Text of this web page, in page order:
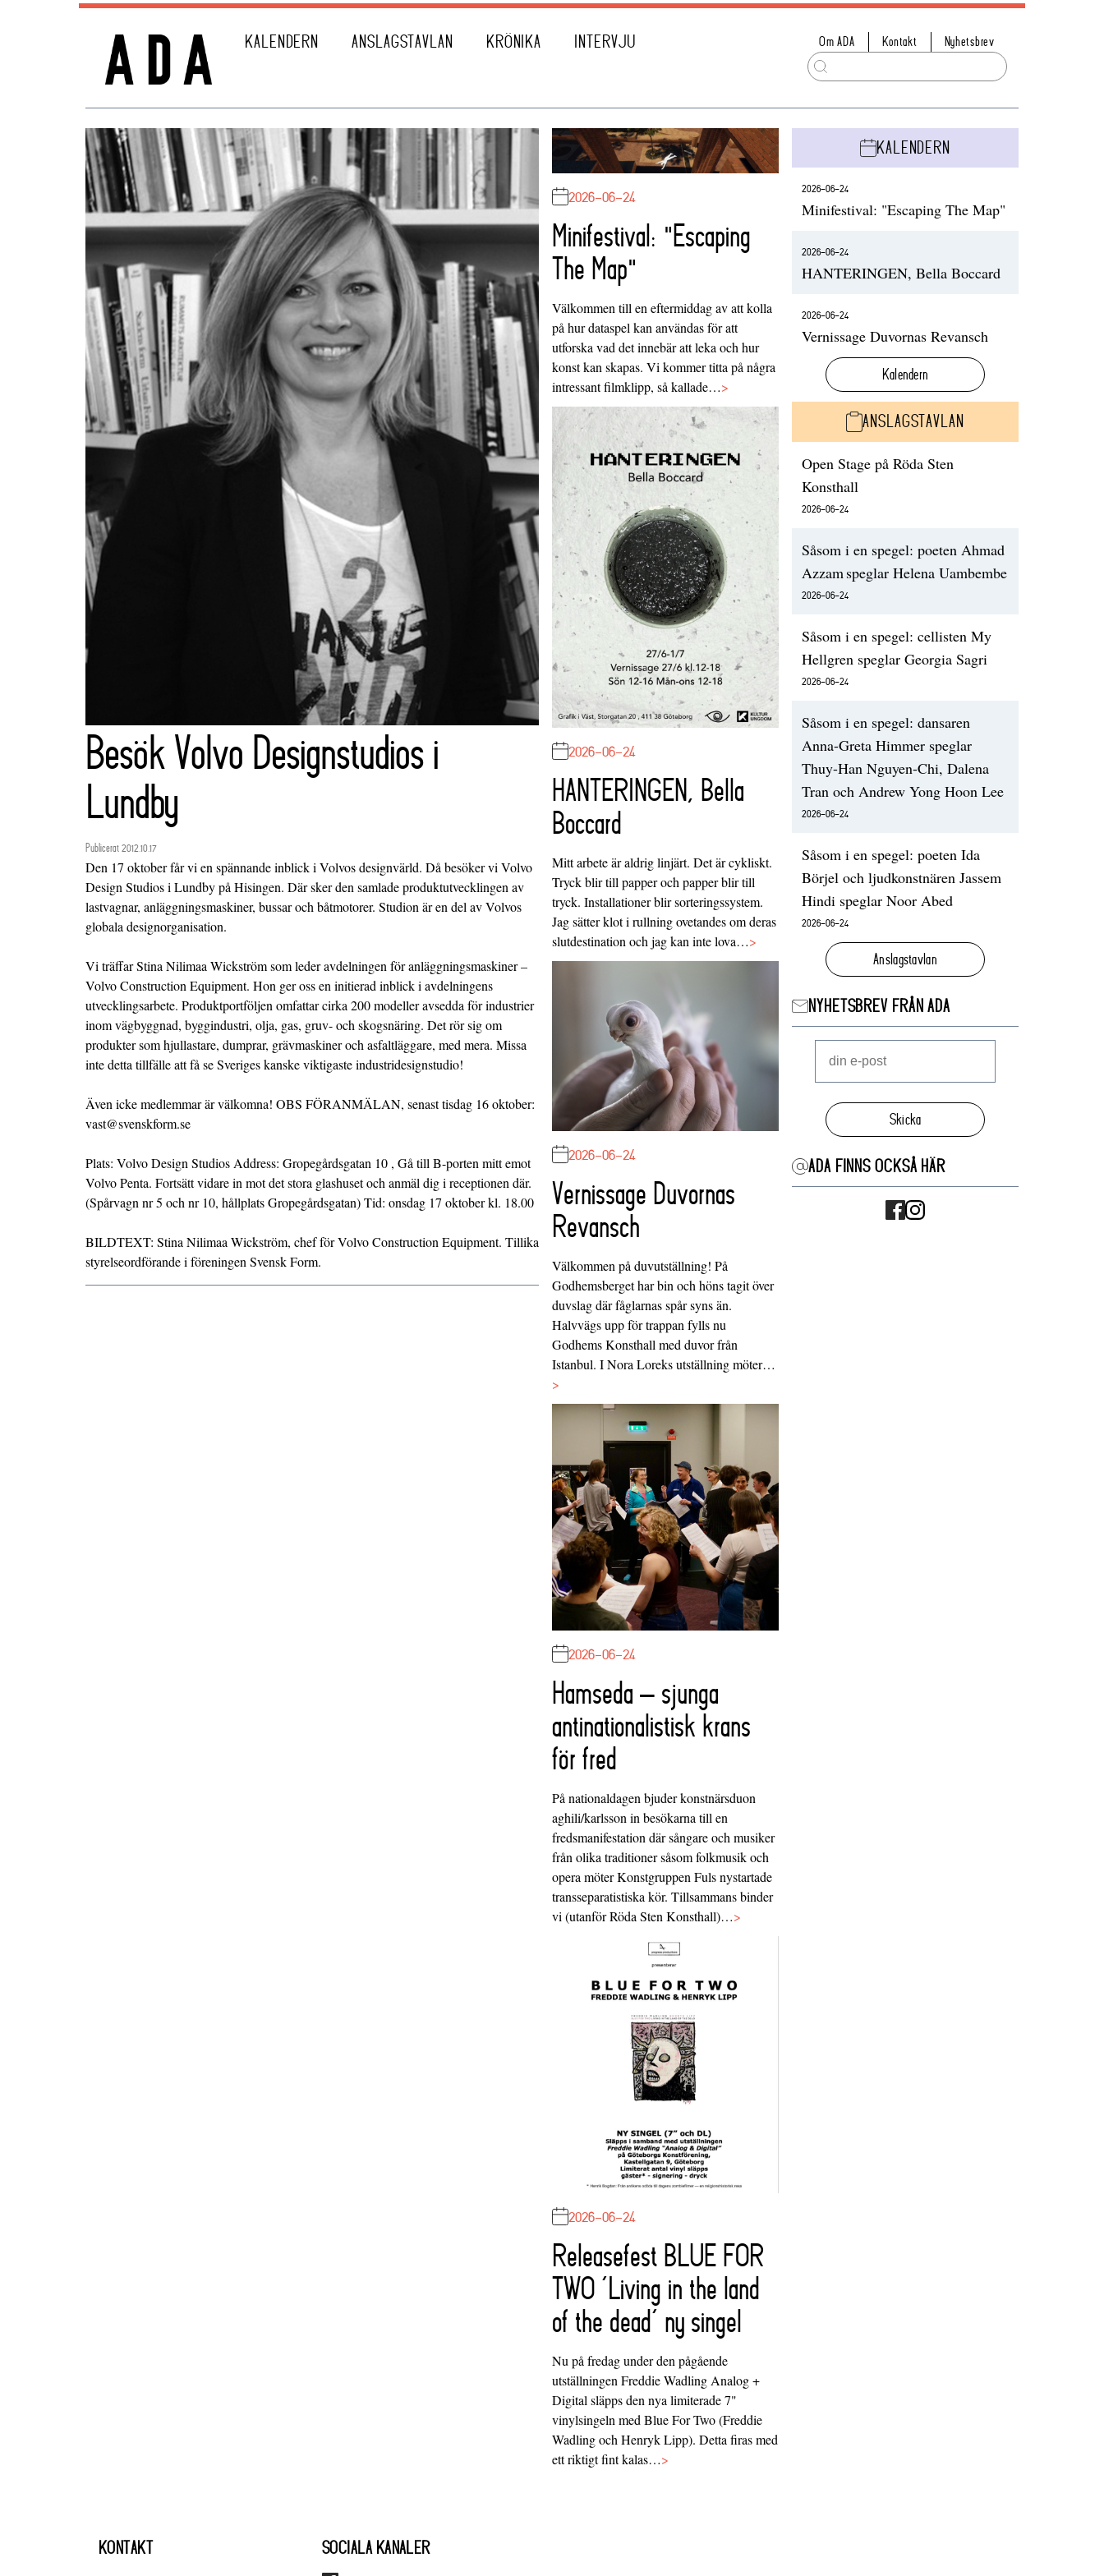
KALENDERN ANSLAGSTAVLAN KRÖNIKA INTERVJU Om ADA Kontakt Nyhetsbrev
Besök Volvo Designstudios i
Lundby
Publicerat 2012.10.17
Den 17 oktober får vi en spännande inblick i Volvos designvärld. Då besöker vi Volvo
Design Studios i Lundby på Hisingen. Där sker den samlade produktutvecklingen av
lastvagnar, anläggningsmaskiner, bussar och båtmotorer. Studion är en del av Volvos
globala designorganisation.
Vi träffar Stina Nilimaa Wickström som leder avdelningen för anläggningsmaskiner –
Volvo Construction Equipment. Hon ger oss en initierad inblick i avdelningens
utvecklingsarbete. Produktportföljen omfattar cirka 200 modeller avsedda för industrier
inom vägbyggnad, byggindustri, olja, gas, gruv- och skogsnäring. Det rör sig om
produkter som hjullastare, dumprar, grävmaskiner och asfaltläggare, med mera. Missa
inte detta tillfälle att få se Sveriges kanske viktigaste industridesignstudio!
Även icke medlemmar är välkomna! OBS FÖRANMÄLAN, senast tisdag 16 oktober:
vast@svenskform.se
Plats: Volvo Design Studios Address: Gropegårdsgatan 10 , Gå till B-porten mitt emot
Volvo Penta. Fortsätt vidare in mot det stora glashuset och anmäl dig i receptionen där.
(Spårvagn nr 5 och nr 10, hållplats Gropegårdsgatan) Tid: onsdag 17 oktober kl. 18.00
BILDTEXT: Stina Nilimaa Wickström, chef för Volvo Construction Equipment. Tillika
styrelseordförande i föreningen Svensk Form.
2026-06-24
Minifestival: "Escaping
The Map"
Välkommen till en eftermiddag av att kolla
på hur dataspel kan användas för att
utforska vad det innebär att leka och hur
konst kan skapas. Vi kommer titta på några
intressant filmklipp, så kallade…>
2026-06-24
HANTERINGEN, Bella
Boccard
Mitt arbete är aldrig linjärt. Det är cykliskt.
Tryck blir till papper och papper blir till
tryck. Installationer blir sorteringssystem.
Jag sätter klot i rullning ovetandes om deras
slutdestination och jag kan inte lova…>
2026-06-24
Vernissage Duvornas
Revansch
Välkommen på duvutställning! På
Godhemsberget har bin och höns tagit över
duvslag där fåglarnas spår syns än.
Halvvägs upp för trappan fylls nu
Godhems Konsthall med duvor från
Istanbul. I Nora Loreks utställning möter…
>
2026-06-24
Hamseda – sjunga
antinationalistisk krans
för fred
På nationaldagen bjuder konstnärsduon
aghili/karlsson in besökarna till en
fredsmanifestation där sångare och musiker
från olika traditioner såsom folkmusik och
opera möter Konstgruppen Fuls nystartade
transseparatistiska kör. Tillsammans binder
vi (utanför Röda Sten Konsthall)…>
2026-06-24
Releasefest BLUE FOR
TWO ‘Living in the land
of the dead’ ny singel
Nu på fredag under den pågående
utställningen Freddie Wadling Analog +
Digital släpps den nya limiterade 7"
vinylsingeln med Blue For Two (Freddie
Wadling och Henryk Lipp). Detta firas med
ett riktigt fint kalas…>
KALENDERN
2026-06-24
Minifestival: "Escaping The Map"
2026-06-24
HANTERINGEN, Bella Boccard
2026-06-24
Vernissage Duvornas Revansch
Kalendern
ANSLAGSTAVLAN
Open Stage på Röda Sten
Konsthall
2026-06-24
Såsom i en spegel: poeten Ahmad
Azzam speglar Helena Uambembe
2026-06-24
Såsom i en spegel: cellisten My
Hellgren speglar Georgia Sagri
2026-06-24
Såsom i en spegel: dansaren
Anna-Greta Himmer speglar
Thuy-Han Nguyen-Chi, Dalena
Tran och Andrew Yong Hoon Lee
2026-06-24
Såsom i en spegel: poeten Ida
Börjel och ljudkonstnären Jassem
Hindi speglar Noor Abed
2026-06-24
Anslagstavlan
NYHETSBREV FRÅN ADA
Skicka
ADA FINNS OCKSÅ HÄR
KONTAKT SOCIALA KANALER